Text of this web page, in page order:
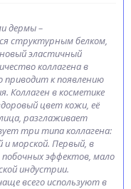
дермы –
структурным белком,
эластичный
коллагена в
приводит к появлению
Коллаген в косметике
цвет кожи, её
разглаживает
три типа коллагена:
морской. Первый, в
эффектов, мало
индустрии.
всего используют в